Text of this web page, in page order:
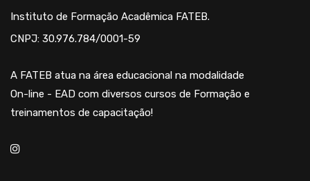
Instituto de Formação Acadêmica FATEB.
CNPJ: 30.976.784/0001-59
A FATEB atua na área educacional na modalidade
On-line - EAD com diversos cursos de Formação e
treinamentos de capacitação!